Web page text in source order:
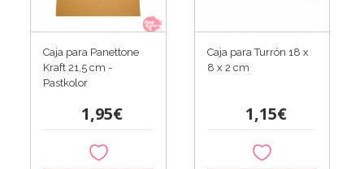
Caja para Panettone
Kraft 21,5 cm -
Pastkolor
1,95€
Caja para Turrón 18 x
8 x 2 cm
1,15€